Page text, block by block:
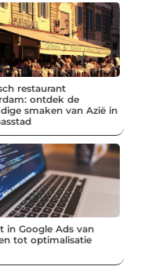
restaurant
ontdek de
smaken van Azië in
in Google Ads van
tot optimalisatie